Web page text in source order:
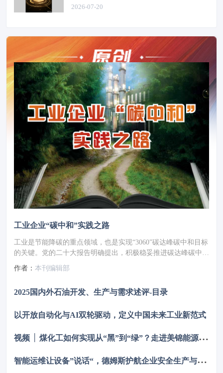
2026-07-20
工业企业“碳中和”实践之路
工业是节能降碳的重点领域，也是实现“3060”碳达峰碳中和目标
的关键。党的二十大报告明确提出，积极稳妥推进碳达峰碳中
和，推进降碳、减污、扩绿、增长，完善能源消耗总量和强度调
控，重点控制化石能源消费，逐步转向碳排放总量和强度“双
展方面的成就，了解当下的创新技术和应用，《流程工业》编辑
国内外优秀的工业企业分享观点和产业实践，为广大的流程工业
作者： 本刊编辑部
2025国内外石油开发、生产与需求述评-目录
以开放自动化与AI双轮驱动，定义中国未来工业新范式
视
频 │ 煤化工如何实现从“黑”到“绿”？走进美锦能源低碳发展标杆项目
智
能运维让设备”说话“，德姆斯护航企业安全生产与降本增效